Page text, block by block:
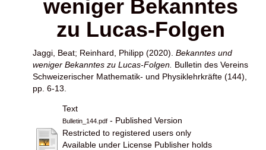
weniger Bekanntes
zu Lucas-Folgen
Jaggi, Beat; Reinhard, Philipp (2020). Bekanntes und
weniger Bekanntes zu Lucas-Folgen. Bulletin des Vereins
Schweizerischer Mathematik- und Physiklehrkräfte (144),
pp. 6-13.
Text
Bulletin_144.pdf - Published Version
Restricted to registered users only
Available under License Publisher holds